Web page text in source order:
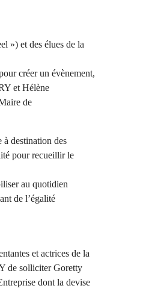
») et des élues de la
créer un évènement,
et Hélène
de
destination des
pour recueillir le
au quotidien
de l’égalité
et actrices de la
de solliciter Goretty
dont la devise